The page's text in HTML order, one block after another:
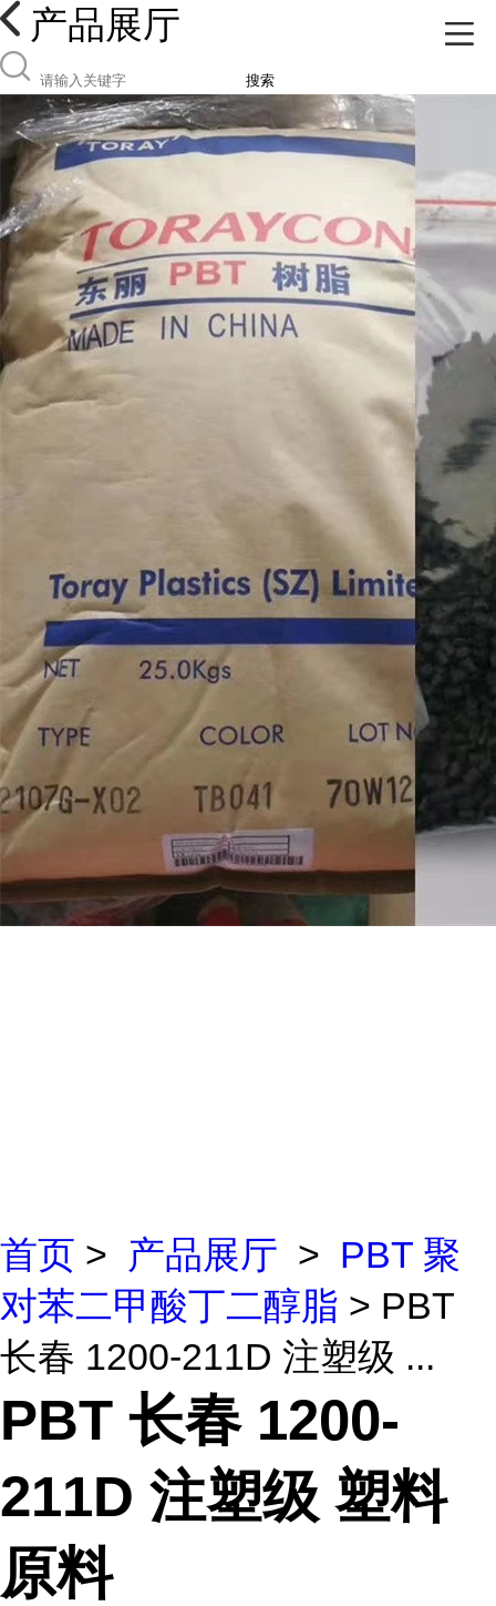
产品展厅
搜索
首页 > 产品展厅 > PBT 聚
对苯二甲酸丁二醇脂 > PBT
长春 1200-211D 注塑级 ...
PBT 长春 1200-
211D 注塑级 塑料
原料